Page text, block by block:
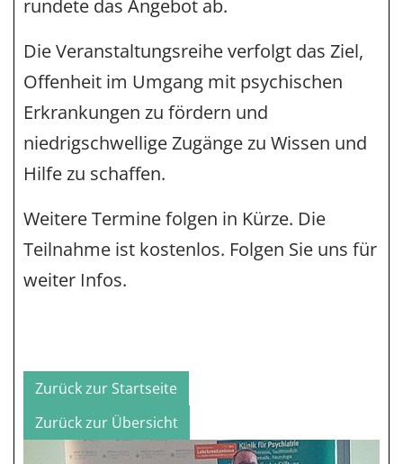
rundete das Angebot ab.
Die Veranstaltungsreihe verfolgt das Ziel,
Offenheit im Umgang mit psychischen
Erkrankungen zu fördern und
niedrigschwellige Zugänge zu Wissen und
Hilfe zu schaffen.
Weitere Termine folgen in Kürze. Die
Teilnahme ist kostenlos. Folgen Sie uns für
weiter Infos.
Zurück zur Startseite
Zurück zur Übersicht